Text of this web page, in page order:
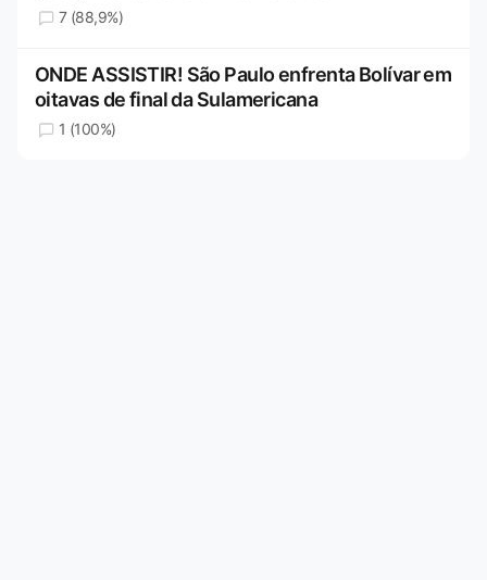
7 (88,9%)
ONDE ASSISTIR! São Paulo enfrenta Bolívar em
oitavas de final da Sulamericana
1 (100%)